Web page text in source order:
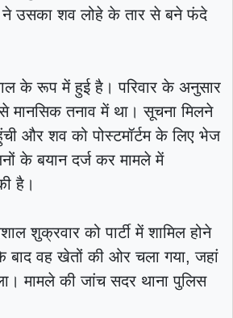
ने उसका शव लोहे के तार से बने फंदे
के रूप में हुई है। परिवार के अनुसार
तनाव में था। सूचना मिलने
और शव को पोस्टमॉर्टम के लिए भेज
के बयान दर्ज कर मामले में
है।
शुक्रवार को पार्टी में शामिल होने
बाद वह खेतों की ओर चला गया, जहां
मामले की जांच सदर थाना पुलिस